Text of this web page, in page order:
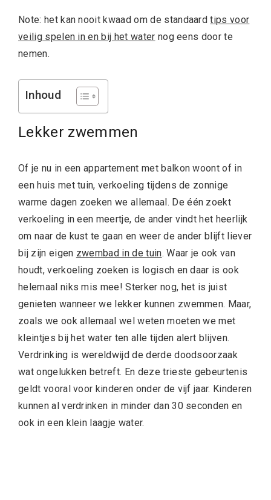
Note: het kan nooit kwaad om de standaardtips voor
veilig spelen in en bij het water nog eens door te
nemen.
Inhoud
Lekker zwemmen
Of je nu in een appartement met balkon woont of in
een huis met tuin, verkoeling tijdens de zonnige
warme dagen zoeken we allemaal. De één zoekt
verkoeling in een meertje, de ander vindt het heerlijk
om naar de kust te gaan en weer de ander blijft liever
bij zijn eigen zwembad in de tuin. Waar je ook van
houdt, verkoeling zoeken is logisch en daar is ook
helemaal niks mis mee! Sterker nog, het is juist
genieten wanneer we lekker kunnen zwemmen. Maar,
zoals we ook allemaal wel weten moeten we met
kleintjes bij het water ten alle tijden alert blijven.
Verdrinking is wereldwijd de derde doodsoorzaak
wat ongelukken betreft. En deze trieste gebeurtenis
geldt vooral voor kinderen onder de vijf jaar. Kinderen
kunnen al verdrinken in minder dan 30 seconden en
ook in een klein laagje water.